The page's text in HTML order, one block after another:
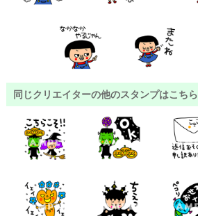
同じクリエイターの他のスタンプはこちら